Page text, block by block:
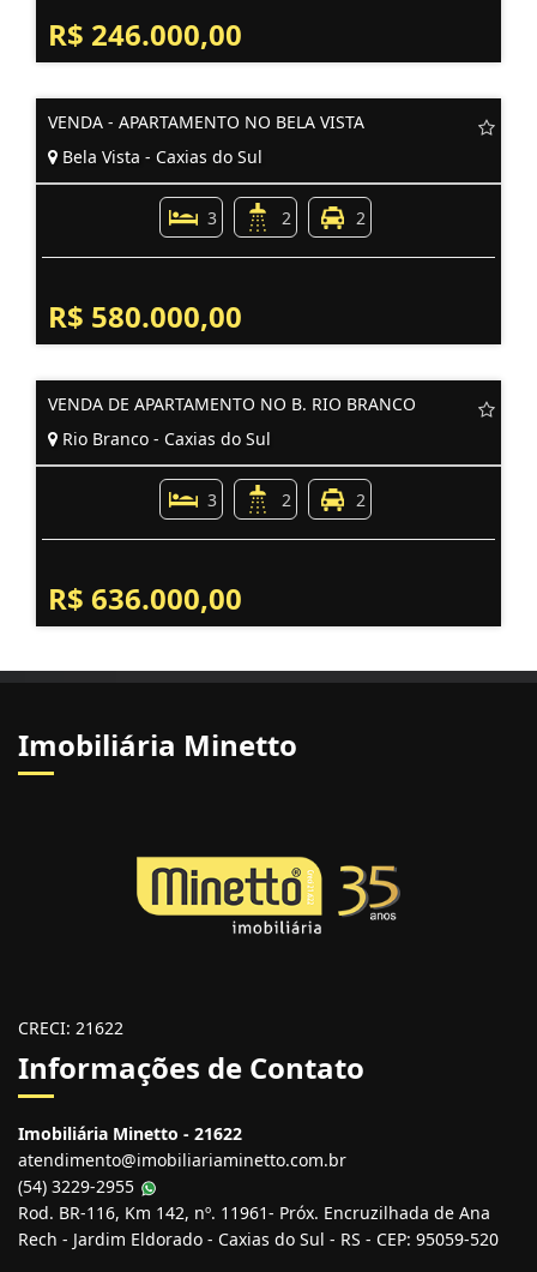
R$ 246.000,00
VENDA - APARTAMENTO NO BELA VISTA
Bela Vista - Caxias do Sul
3 2 2
R$ 580.000,00
VENDA DE APARTAMENTO NO B. RIO BRANCO
Rio Branco - Caxias do Sul
3 2 2
R$ 636.000,00
Imobiliária Minetto
CRECI: 21622
Informações de Contato
Imobiliária Minetto - 21622
atendimento@imobiliariaminetto.com.br
(54) 3229-2955
Rod. BR-116, Km 142, nº. 11961- Próx. Encruzilhada de Ana
Rech - Jardim Eldorado - Caxias do Sul - RS - CEP: 95059-520